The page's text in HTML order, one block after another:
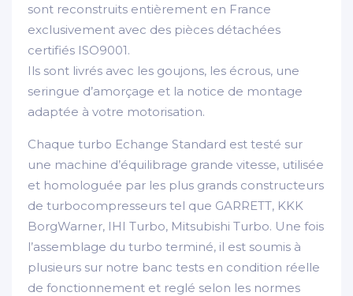
sont reconstruits entièrement en France
exclusivement avec des pièces détachées
certifiés ISO9001.
Ils sont livrés avec les goujons, les écrous, une
seringue d’amorçage et la notice de montage
adaptée à votre motorisation.
Chaque turbo Echange Standard est testé sur
une machine d’équilibrage grande vitesse, utilisée
et homologuée par les plus grands constructeurs
de turbocompresseurs tel que GARRETT, KKK
BorgWarner, IHI Turbo, Mitsubishi Turbo. Une fois
l’assemblage du turbo terminé, il est soumis à
plusieurs sur notre banc tests en condition réelle
de fonctionnement et reglé selon les normes